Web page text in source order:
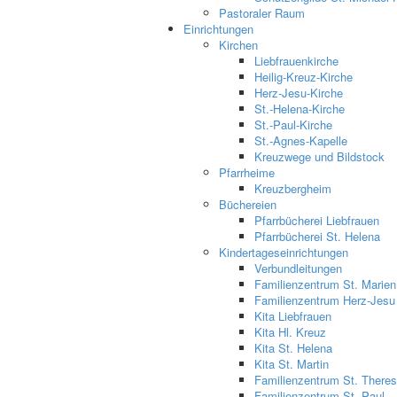
Pastoraler Raum
Einrichtungen
Kirchen
Liebfrauenkirche
Heilig-Kreuz-Kirche
Herz-Jesu-Kirche
St.-Helena-Kirche
St.-Paul-Kirche
St.-Agnes-Kapelle
Kreuzwege und Bildstock
Pfarrheime
Kreuzbergheim
Büchereien
Pfarrbücherei Liebfrauen
Pfarrbücherei St. Helena
Kindertageseinrichtungen
Verbundleitungen
Familienzentrum St. Marien
Familienzentrum Herz-Jesu
Kita Liebfrauen
Kita Hl. Kreuz
Kita St. Helena
Kita St. Martin
Familienzentrum St.